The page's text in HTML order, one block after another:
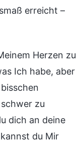
erreicht –
Herzen zu
Ich habe, aber
zu
dich an deine
du Mir